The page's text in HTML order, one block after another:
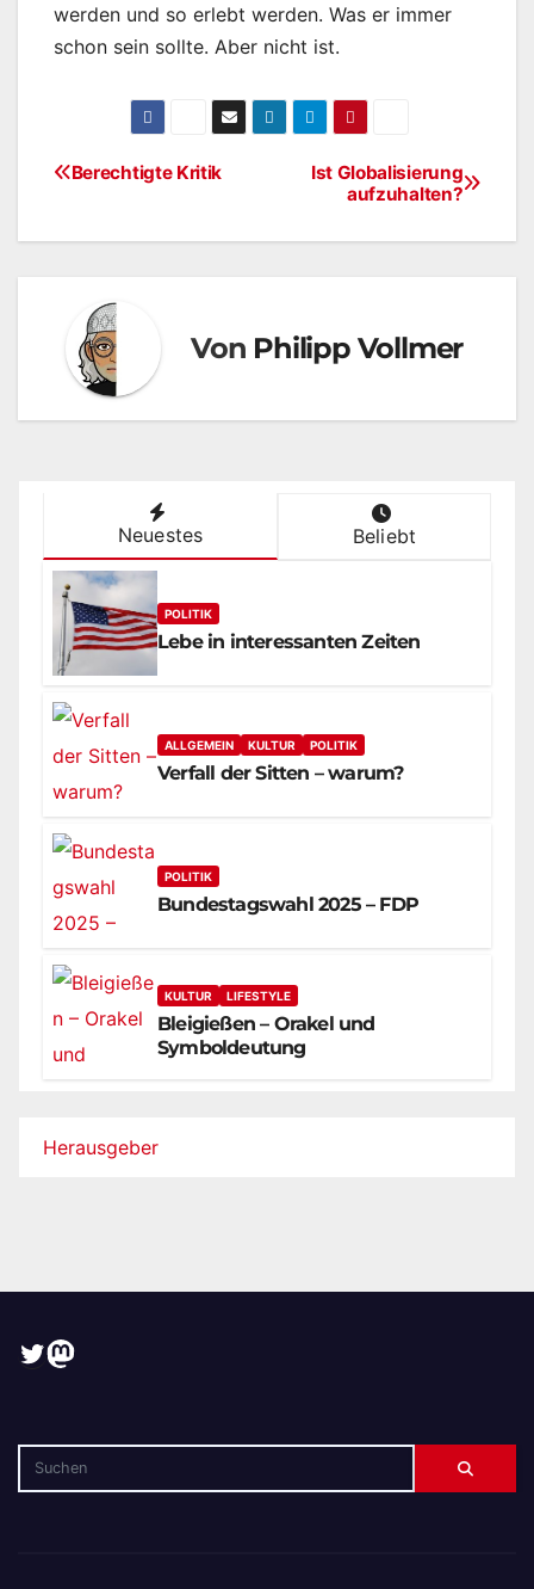
werden und so erlebt werden. Was er immer
schon sein sollte. Aber nicht ist.
Beitragsnavigation
Ist Globalisierung
aufzuhalten?
Berechtigte Kritik
Von Philipp Vollmer
Neuestes Beliebt
POLITIK
Lebe in interessanten Zeiten
ALLGEMEIN KULTUR POLITIK
Verfall der Sitten – warum?
POLITIK
Bundestagswahl 2025 – FDP
KULTUR LIFESTYLE
Bleigießen – Orakel und
Symboldeutung
Herausgeber
Twitter
Mastodon